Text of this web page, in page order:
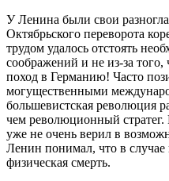
У Ленина были свои
Октябрьского переворота
трудом удалось отстоять
соображений и не из-за
поход в Германию! Часто
могущественными
большевистская революция
чем революционный стратег.
уже не очень верил в
Ленин понимал, что в случае
физическая смерть.